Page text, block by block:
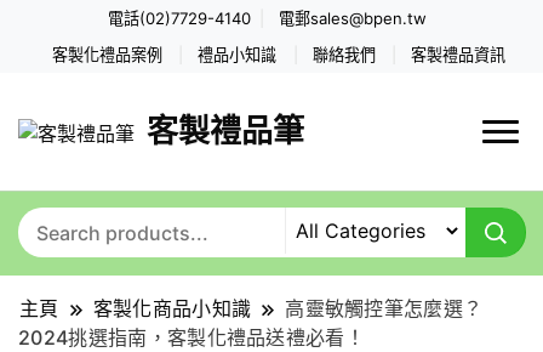
電話(02)7729-4140 電郵sales@bpen.tw
客製化禮品案例 禮品小知識 聯絡我們 客製禮品資訊
客製禮品筆
主頁 客製化商品小知識
高靈敏觸控筆怎麼選？
2024挑選指南，客製化禮品送禮必看！